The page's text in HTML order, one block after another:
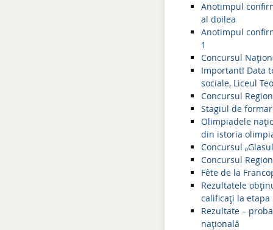
Anotimpul
al doilea
Anotimpul
1
Concursul
Important! Data
sociale, Liceul
Concursul
Stagiul de
Olimpiadele
din istoria
Concursul
Concursul
Fête de la
Rezultatele
calificați la etapa
Rezultate –
națională